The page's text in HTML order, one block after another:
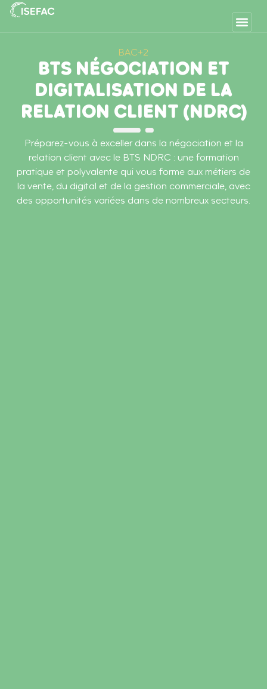
BAC+2
BTS NÉGOCIATION ET
DIGITALISATION DE LA
RELATION CLIENT (NDRC)
Préparez-vous à exceller dans la négociation et la
relation client avec le BTS NDRC : une formation
pratique et polyvalente qui vous forme aux métiers de
la vente, du digital et de la gestion commerciale, avec
des opportunités variées dans de nombreux secteurs.